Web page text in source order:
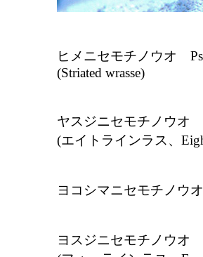
ヒメニセモチノウオ
(Striated wrasse)
ヤスジニセモチノウオ
(エイトラインラス、
ヨコシマニセモチノウ
ヨスジニセモチノウオ